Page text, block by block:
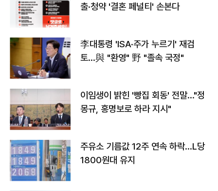
출·청약 '결혼 페널티' 손본다
李대통령 'ISA·주가 누르기' 재검
토…與 "환영" 野 "졸속 국정"
이임생이 밝힌 '빵집 회동' 전말…"정
몽규, 홍명보로 하라 지시"
주유소 기름값 12주 연속 하락…L당
1800원대 유지